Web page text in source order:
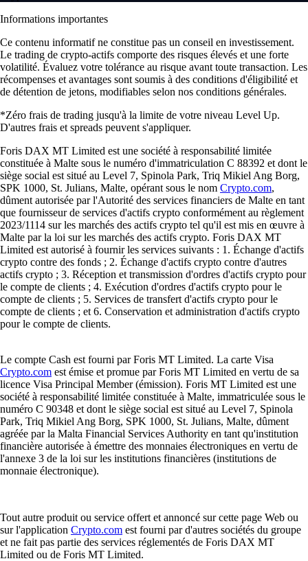
Informations importantes
Ce contenu informatif ne constitue pas un conseil en investissement.
Le trading de crypto-actifs comporte des risques élevés et une forte
volatilité. Évaluez votre tolérance au risque avant toute transaction. Les
récompenses et avantages sont soumis à des conditions d'éligibilité et
de détention de jetons, modifiables selon nos conditions générales.
*Zéro frais de trading jusqu'à la limite de votre niveau Level Up.
D'autres frais et spreads peuvent s'appliquer.
Foris DAX MT Limited est une société à responsabilité limitée
constituée à Malte sous le numéro d'immatriculation C 88392 et dont le
siège social est situé au Level 7, Spinola Park, Triq Mikiel Ang Borg,
SPK 1000, St. Julians, Malte, opérant sous le nom Crypto.com,
dûment autorisée par l'Autorité des services financiers de Malte en tant
que fournisseur de services d'actifs crypto conformément au règlement
2023/1114 sur les marchés des actifs crypto tel qu'il est mis en œuvre à
Malte par la loi sur les marchés des actifs crypto. Foris DAX MT
Limited est autorisé à fournir les services suivants : 1. Échange d'actifs
crypto contre des fonds ; 2. Échange d'actifs crypto contre d'autres
actifs crypto ; 3. Réception et transmission d'ordres d'actifs crypto pour
le compte de clients ; 4. Exécution d'ordres d'actifs crypto pour le
compte de clients ; 5. Services de transfert d'actifs crypto pour le
compte de clients ; et 6. Conservation et administration d'actifs crypto
pour le compte de clients.
Le compte Cash est fourni par Foris MT Limited. La carte Visa
Crypto.com est émise et promue par Foris MT Limited en vertu de sa
licence Visa Principal Member (émission). Foris MT Limited est une
société à responsabilité limitée constituée à Malte, immatriculée sous le
numéro C 90348 et dont le siège social est situé au Level 7, Spinola
Park, Triq Mikiel Ang Borg, SPK 1000, St. Julians, Malte, dûment
agréée par la Malta Financial Services Authority en tant qu'institution
financière autorisée à émettre des monnaies électroniques en vertu de
l'annexe 3 de la loi sur les institutions financières (institutions de
monnaie électronique).
Tout autre produit ou service offert et annoncé sur cette page Web ou
sur l'application Crypto.com est fourni par d'autres sociétés du groupe
et ne fait pas partie des services réglementés de Foris DAX MT
Limited ou de Foris MT Limited.